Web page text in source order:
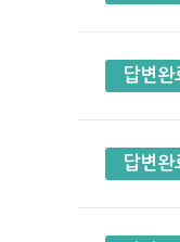
답변완
답변완